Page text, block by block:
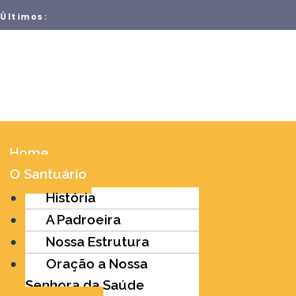
Últimos:
Home
O Santuário
História
A Padroeira
Nossa Estrutura
Oração a Nossa
Senhora da Saúde